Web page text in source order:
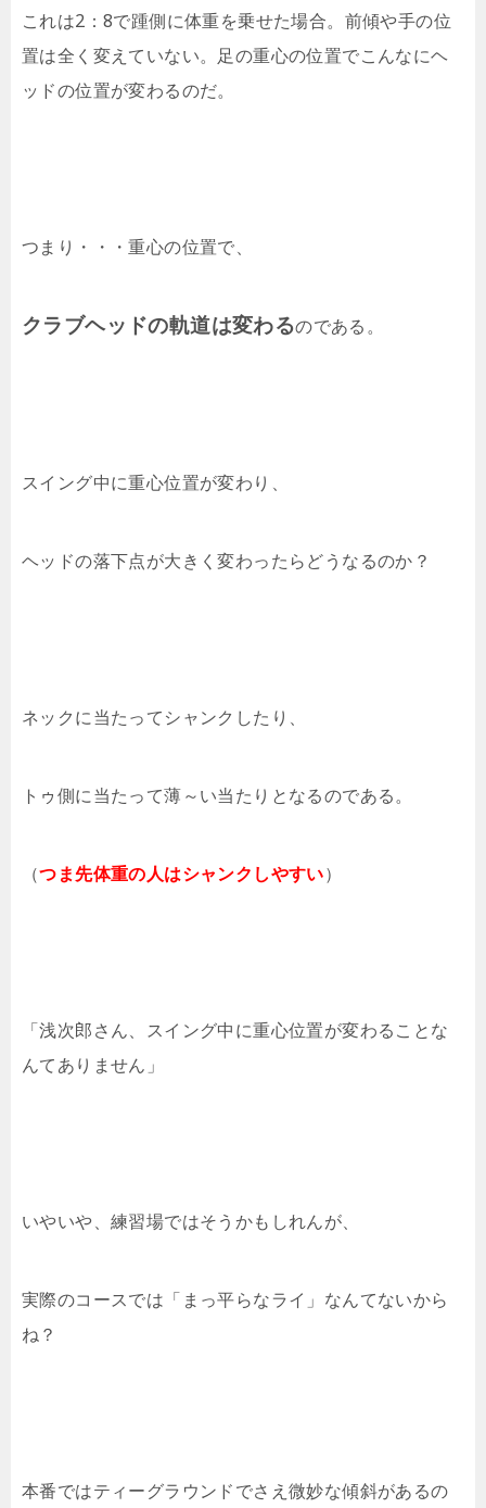
これは2：8で踵側に体重を乗せた場合。前傾や手の位
置は全く変えていない。足の重心の位置でこんなにヘ
ッドの位置が変わるのだ。
つまり・・・重心の位置で、
クラブヘッドの軌道は変わるのである。
スイング中に重心位置が変わり、
ヘッドの落下点が大きく変わったらどうなるのか？
ネックに当たってシャンクしたり、
トゥ側に当たって薄～い当たりとなるのである。
（つま先体重の人はシャンクしやすい）
「浅次郎さん、スイング中に重心位置が変わることな
んてありません」
いやいや、練習場ではそうかもしれんが、
実際のコースでは「まっ平らなライ」なんてないから
ね？
本番ではティーグラウンドでさえ微妙な傾斜があるの